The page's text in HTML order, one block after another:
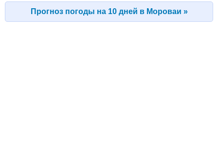
Прогноз погоды на 10 дней в Мороваи »